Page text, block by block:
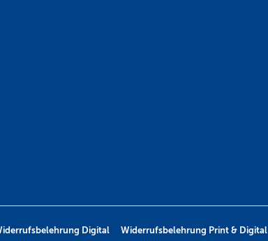
Digital Widerrufsbelehrung Print & Digital